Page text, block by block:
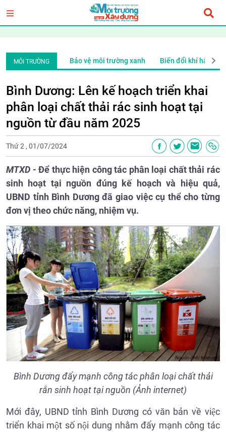
MÔI TRƯỜNG
Ý tưởng mới Bảo vệ môi trường xanh Biến đổi khí hậu
Bình Dương: Lên kế hoạch triển khai
phân loại chất thải rác sinh hoạt tại
nguồn từ đầu năm 2025
Thứ 2 , 01/07/2024
MTXD -Để thực hiện công tác phân loại chất thải rác
sinh hoạt tại nguồn đúng kế hoạch và hiệu quả,
UBND tỉnh Bình Dương đã giao việc cụ thể cho từng
đơn vị theo chức năng, nhiệm vụ.
Bình Dương đẩy mạnh công tác phân loại chất thải
rắn sinh hoạt tại nguồn (Ảnh internet)
Mới đây, UBND tỉnh Bình Dương có văn bản về việc
triển khai một số nội dung nhằm đẩy mạnh công tác